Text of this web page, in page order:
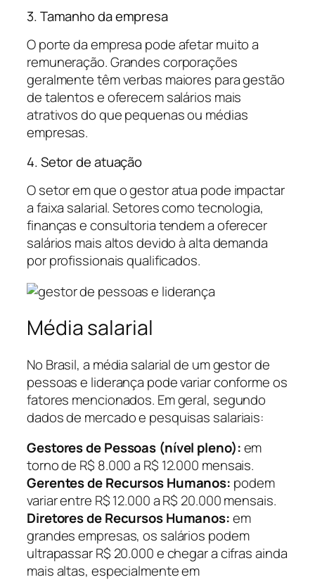
3. Tamanho da empresa
O porte da empresa pode afetar muito a
remuneração. Grandes corporações
geralmente têm verbas maiores para gestão
de talentos e oferecem salários mais
atrativos do que pequenas ou médias
empresas.
4. Setor de atuação
O setor em que o gestor atua pode impactar
a faixa salarial. Setores como tecnologia,
finanças e consultoria tendem a oferecer
salários mais altos devido à alta demanda
por profissionais qualificados.
Média salarial
No Brasil, a média salarial de um gestor de
pessoas e liderança pode variar conforme os
fatores mencionados. Em geral, segundo
dados de mercado e pesquisas salariais:
Gestores de Pessoas (nível pleno):em
torno de R$ 8.000 a R$ 12.000 mensais.
Gerentes de Recursos Humanos: podem
variar entre R$ 12.000 a R$ 20.000 mensais.
Diretores de Recursos Humanos:em
grandes empresas, os salários podem
ultrapassar R$ 20.000 e chegar a cifras ainda
mais altas, especialmente em